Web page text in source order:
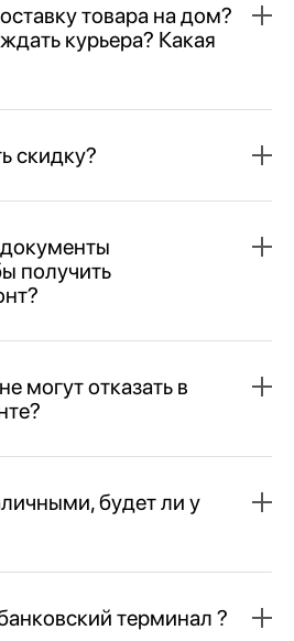
товара на дом?
курьера? Какая
скидку?
получить
могут отказать в
будет ли у
терминал ?